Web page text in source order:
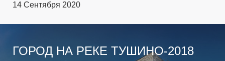
14 Сентября 2020
ГОРОД НА РЕКЕ ТУШИНО-2018